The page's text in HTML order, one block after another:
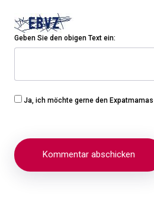
Geben Sie den obigen Text ein:
Ja, ich möchte gerne den